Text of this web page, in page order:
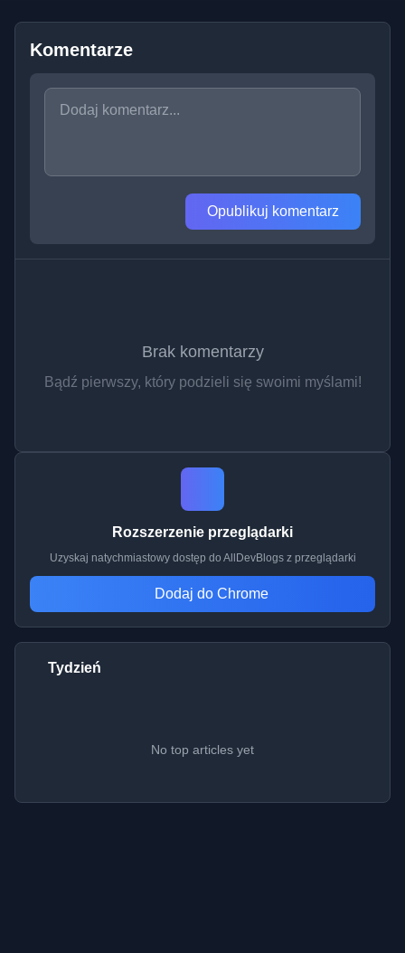
Komentarze
Opublikuj komentarz
Brak komentarzy
Bądź pierwszy, który podzieli się swoimi myślami!
Rozszerzenie przeglądarki
Uzyskaj natychmiastowy dostęp do AllDevBlogs z przeglądarki
Dodaj do Chrome
Tydzień
No top articles yet